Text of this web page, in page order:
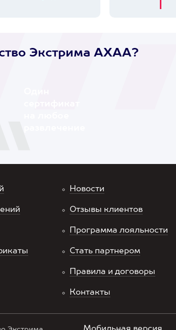
Экстрима AXAA?
Новости
Отзывы клиентов
Программа лояльности
Стать партнером
Правила и договоры
Контакты